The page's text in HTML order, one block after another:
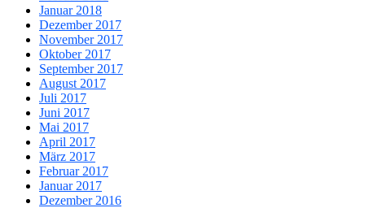
Januar 2018
Dezember 2017
November 2017
Oktober 2017
September 2017
August 2017
Juli 2017
Juni 2017
Mai 2017
April 2017
März 2017
Februar 2017
Januar 2017
Dezember 2016